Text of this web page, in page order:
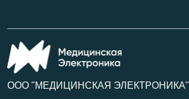
ООО "МЕДИЦИНСКАЯ ЭЛЕКТРОНИКА"